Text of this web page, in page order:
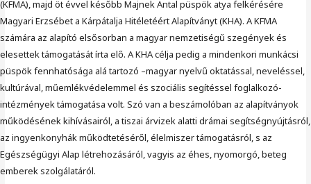
(KFMA), majd öt évvel később Majnek Antal püspök atya felkérésére
Magyari Erzsébet a Kárpátalja Hitéletéért Alapítványt (KHA). A KFMA
számára az alapító elsősorban a magyar nemzetiségű szegények és
elesettek támogatását írta elő. A KHA célja pedig a mindenkori munkácsi
püspök fennhatósága alá tartozó –magyar nyelvű oktatással, neveléssel,
kultúrával, műemlékvédelemmel és szociális segítéssel foglalkozó-
intézmények támogatása volt. Szó van a beszámolóban az alapítványok
működésének kihívásairól, a tiszai árvizek alatti drámai segítségnyújtásról,
az ingyenkonyhák működtetéséről, élelmiszer támogatásról, s az
Egészségügyi Alap létrehozásáról, vagyis az éhes, nyomorgó, beteg
emberek szolgálatáról.